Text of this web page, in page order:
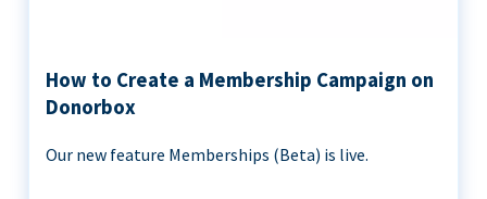
How to Create a Membership Campaign on
Donorbox
Our new feature Memberships (Beta) is live.